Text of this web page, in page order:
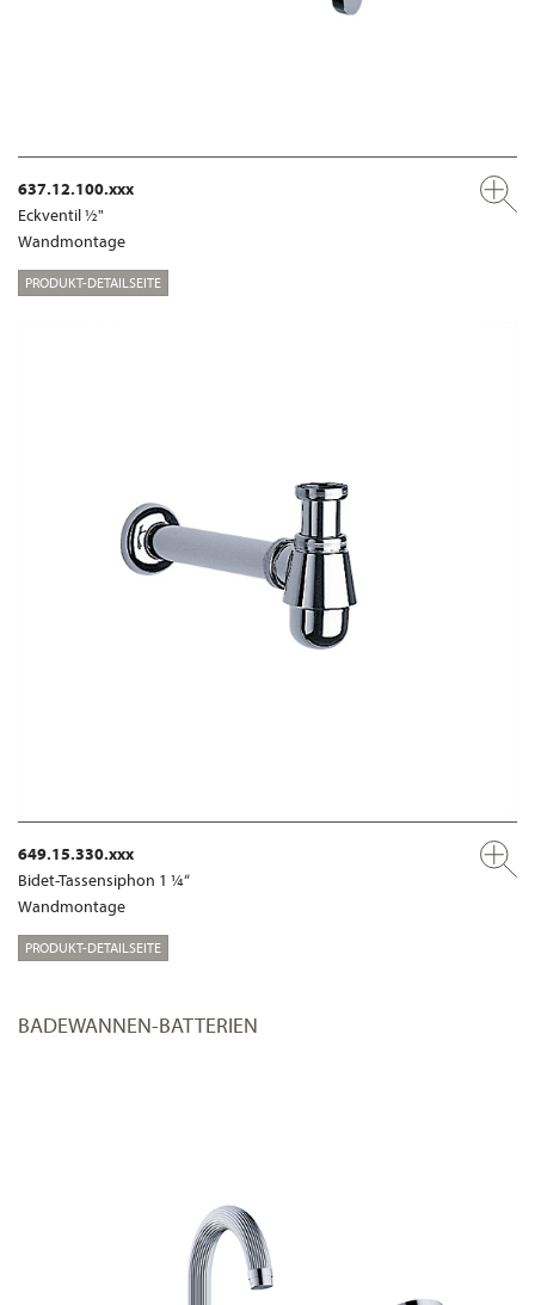
637.12.100.xxx
Eckventil ½"
Wandmontage
PRODUKT-DETAILSEITE
649.15.330.xxx
Bidet-Tassensiphon 1 ¼“
Wandmontage
PRODUKT-DETAILSEITE
BADEWANNEN-BATTERIEN